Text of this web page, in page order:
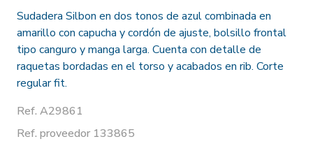
Sudadera Silbon en dos tonos de azul combinada en
amarillo con capucha y cordón de ajuste, bolsillo frontal
tipo canguro y manga larga. Cuenta con detalle de
raquetas bordadas en el torso y acabados en rib. Corte
regular fit.
Ref. A29861
Ref. proveedor 133865